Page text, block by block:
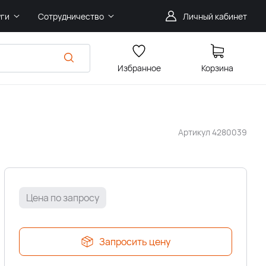
Сотрудничество Личный кабинет
Избранное Корзина
Артикул 4280039
Цена по запросу
Запросить цену